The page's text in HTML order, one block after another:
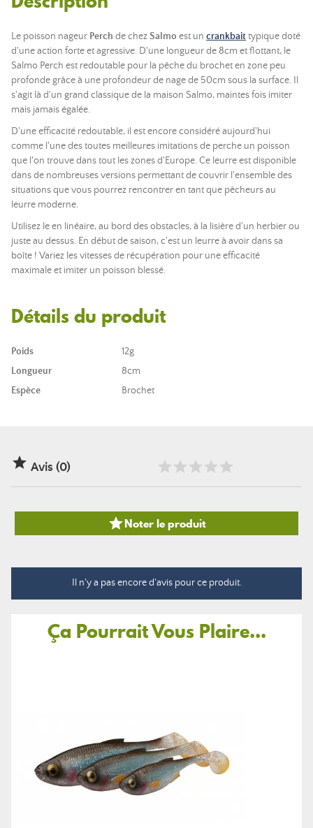
Le poisson nageur Perch de chezSalmo est un crankbaittypique doté
d'une action forte et agressive. D'une longueur de 8cm et flottant, le
Salmo Perch est redoutable pour la pêche du brochet en zone peu
profonde grâce à une profondeur de nage de 50cm sous la surface. Il
s'agit là d'un grand classique de la maison Salmo, maintes fois imiter
mais jamais égalée.
D'une efficacité redoutable, il est encore considéré aujourd'hui
comme l'une des toutes meilleures imitations de perche un poisson
que l'on trouve dans tout les zones d'Europe. Ce leurre est disponible
dans de nombreuses versions permettant de couvrir l'ensemble des
situations que vous pourrez rencontrer en tant que pêcheurs au
leurre moderne.
Utilisez le en linéaire, au bord des obstacles, à la lisière d'un herbier ou
juste au dessus. En début de saison, c'est un leurre à avoir dans sa
boîte ! Variez les vitesses de récupération pour une efficacité
maximale et imiter un poisson blessé.
Détails du produit
Poids
12g
Longueur
8cm
Espèce
Brochet
 Avis (0)
Noter le produit
Il n'y a pas encore d'avis pour ce produit.
Ça Pourrait Vous Plaire...